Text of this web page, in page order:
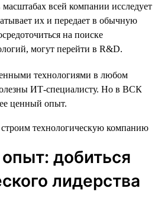
масштабах всей компании исследует
их и передает в обычную
на поиске
могут перейти в R&D.
технологиями в любом
ИТ-специалисту. Но в ВСК
ценный опыт.
добиться
лидерства